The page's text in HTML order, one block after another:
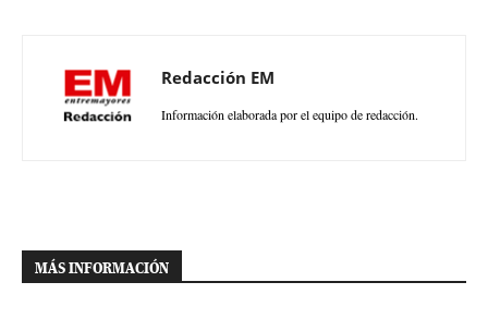
Redacción EM
Información elaborada por el equipo de redacción.
MÁS INFORMACIÓN